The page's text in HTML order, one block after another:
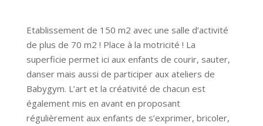
Etablissement de 150 m2 avec une salle d’activité
de plus de 70 m2 ! Place à la motricité ! La
superficie permet ici aux enfants de courir, sauter,
danser mais aussi de participer aux ateliers de
Babygym. L’art et la créativité de chacun est
également mis en avant en proposant
régulièrement aux enfants de s’exprimer, bricoler,